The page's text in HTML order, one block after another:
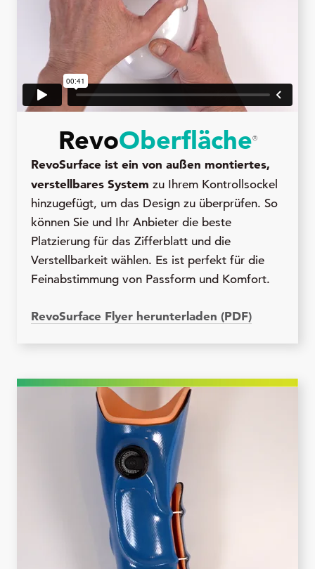
RevoOberfläche®
RevoSurface ist ein von außen montiertes,
verstellbares System zu Ihrem Kontrollsockel
hinzugefügt, um das Design zu überprüfen. So
können Sie und Ihr Anbieter die beste
Platzierung für das Zifferblatt und die
Verstellbarkeit wählen. Es ist perfekt für die
Feinabstimmung von Passform und Komfort.
RevoSurface Flyer herunterladen (PDF)